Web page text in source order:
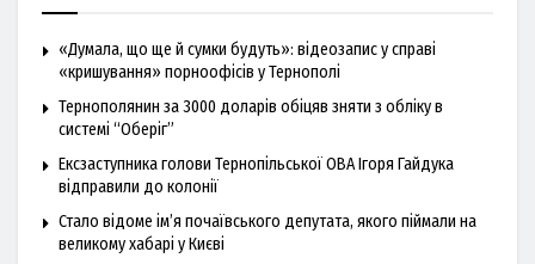
«Думала, що ще й сумки будуть»: відеозапис у справі
«кришування» порноофісів у Тернополі
Тернополянин за 3000 доларів обіцяв зняти з обліку в
системі “Оберіг”
Ексзаступника голови Тернопільської ОВА Ігоря Гайдука
відправили до колонії
Стало відоме ім’я почаївського депутата, якого піймали на
великому хабарі у Києві